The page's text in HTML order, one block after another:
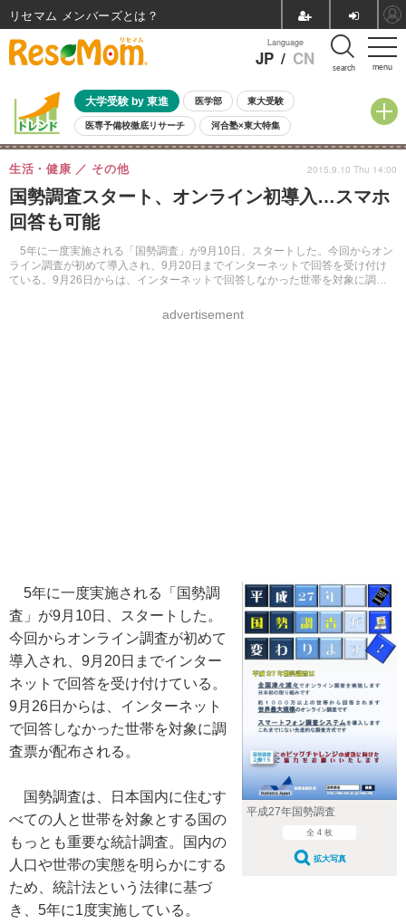
menu
Language
JP / CN search
大学受験 by 東進 医学部 東大受験
医専予備校徹底リサーチ 河合塾×東大特集
親子で考える大学選び 高校受験 中学受験 小学校受験
共通テスト 夏休み
8月開催イベント・WS 全国公立高校 過去問 人気記事
自由研究教材（小学生向け）
国勢調査スタート、オンライン初導入…スマホ
回答も可能
5年に一度実施される「国勢調査」が9月10日、スタートした。今回からオン
ライン調査が初めて導入され、9月20日までインターネットで回答を受け付け
ている。9月26日からは、インターネットで回答しなかった世帯を対象に調査
生活・健康 その他
advertisement
2015.9.10 Thu 14:00
平成27年国勢調査
全 4 枚
拡大写真
5年に一度実施される「国勢調
査」が9月10日、スタートした。
今回からオンライン調査が初めて
導入され、9月20日までインター
ネットで回答を受け付けている。
9月26日からは、インターネット
で回答しなかった世帯を対象に調
査票が配布される。
国勢調査は、日本国内に住むす
べての人と世帯を対象とする国の
もっとも重要な統計調査。国内の
人口や世帯の実態を明らかにする
ため、統計法という法律に基づ
き、5年に1度実施している。
リセマム メンバーズ